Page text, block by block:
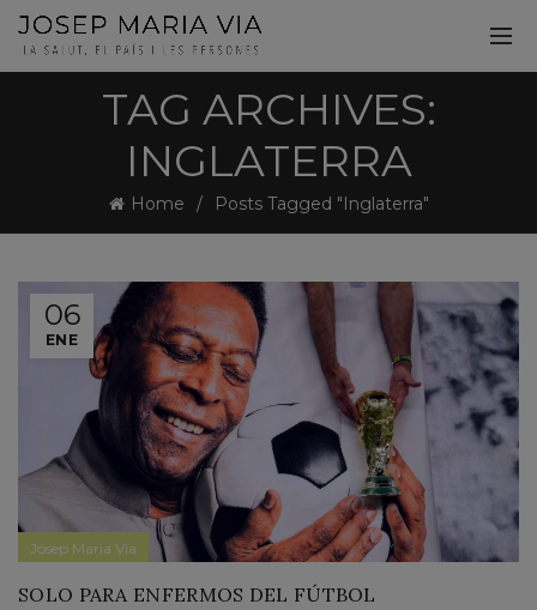
TAG ARCHIVES:
INGLATERRA
Home Posts Tagged "Inglaterra"
06
ENE
Josep Maria Via
SOLO PARA ENFERMOS DEL FÚTBOL